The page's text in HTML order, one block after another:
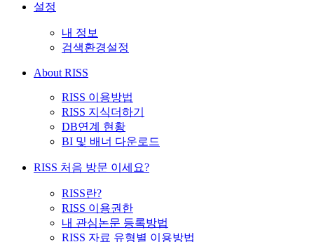
설정
내 정보
검색환경설정
About RISS
RISS 이용방법
RISS 지식더하기
DB연계 현황
BI 및 배너 다운로드
RISS 처음 방문 이세요?
RISS란?
RISS 이용권한
내 관심논문 등록방법
RISS 자료 유형별 이용방법